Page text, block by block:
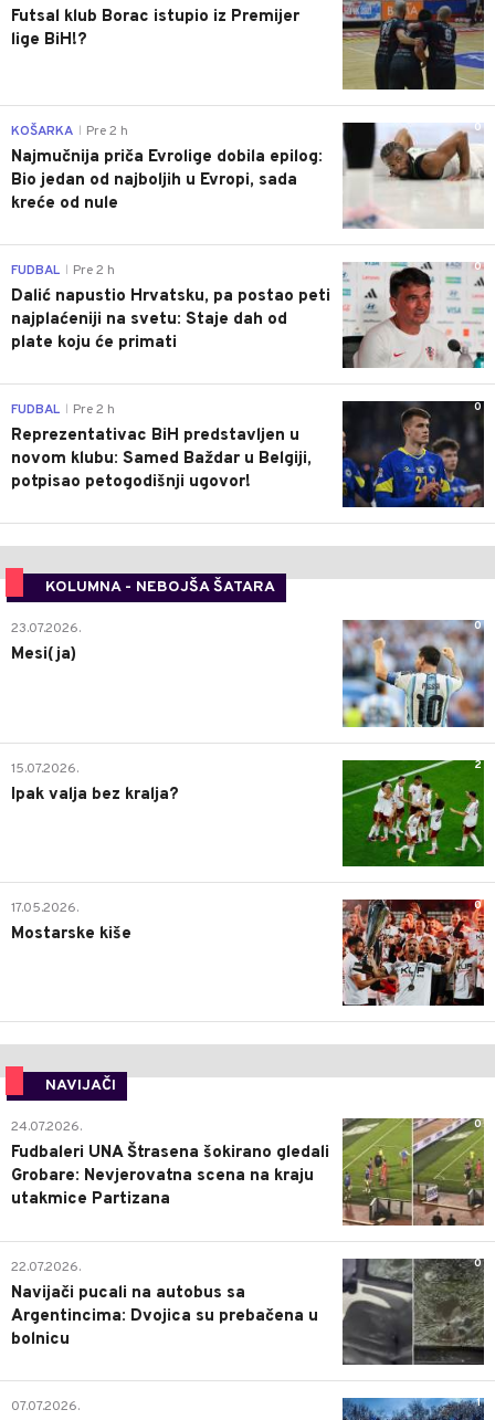
Futsal klub Borac istupio iz Premijer
lige BiH!?
0
KOŠARKA Pre 2 h
Najmučnija priča Evrolige dobila epilog:
Bio jedan od najboljih u Evropi, sada
kreće od nule
0
FUDBAL Pre 2 h
Dalić napustio Hrvatsku, pa postao peti
najplaćeniji na svetu: Staje dah od
plate koju će primati
0
FUDBAL Pre 2 h
Reprezentativac BiH predstavljen u
novom klubu: Samed Baždar u Belgiji,
potpisao petogodišnji ugovor!
KOLUMNA - NEBOJŠA ŠATARA
0
23.07.2026.
Mesi(ja)
2
15.07.2026.
Ipak valja bez kralja?
0
17.05.2026.
Mostarske kiše
NAVIJAČI
0
24.07.2026.
Fudbaleri UNA Štrasena šokirano gledali
Grobare: Nevjerovatna scena na kraju
utakmice Partizana
0
22.07.2026.
Navijači pucali na autobus sa
Argentincima: Dvojica su prebačena u
bolnicu
1
07.07.2026.